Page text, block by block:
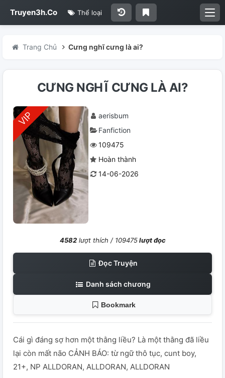
Truyen3h.Co Thể loại
Trang Chủ Cưng nghĩ cưng là ai?
CƯNG NGHĨ CƯNG LÀ AI?
aerisbum
Fanfiction
109475
Hoàn thành
14-06-2026
4582lượt thích / 109475lượt đọc
Đọc Truyện
Danh sách chương
Bookmark
Cái gì đáng sợ hơn một thằng liều? Là một thằng đã liều
lại còn mất não CẢNH BÁO: từ ngữ thô tục, cunt boy,
21+, NP ALLDORAN, ALLDORAN, ALLDORAN